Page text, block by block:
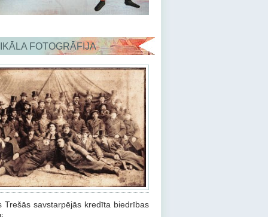
FOTOGRĀFIJA
Trešās savstarpējās kredīta biedrības